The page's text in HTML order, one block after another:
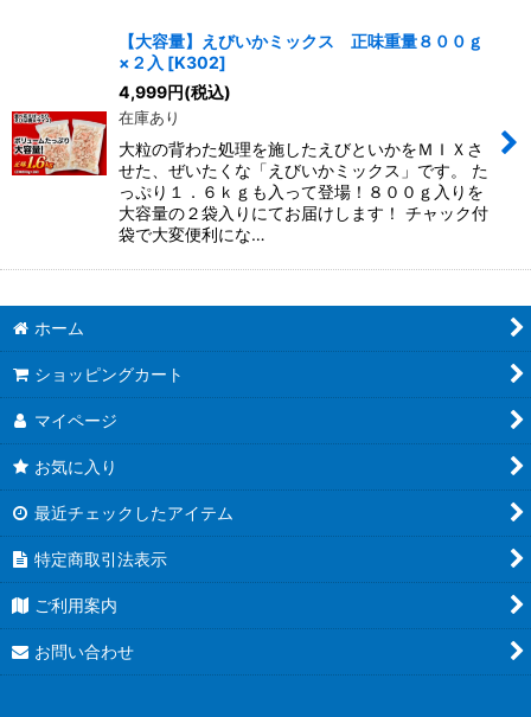
絞り込む
【大容量】えびいかミックス 正味重量８００ｇ
×２入 [K302]
4,999円(税込)
在庫あり
大粒の背わた処理を施したえびといかをＭＩＸさ
せた、ぜいたくな「えびいかミックス」です。 た
っぷり１．６ｋｇも入って登場！８００ｇ入りを
大容量の２袋入りにてお届けします！ チャック付
袋で大変便利にな…
ホーム
ショッピングカート
マイページ
お気に入り
最近チェックしたアイテム
特定商取引法表示
ご利用案内
お問い合わせ